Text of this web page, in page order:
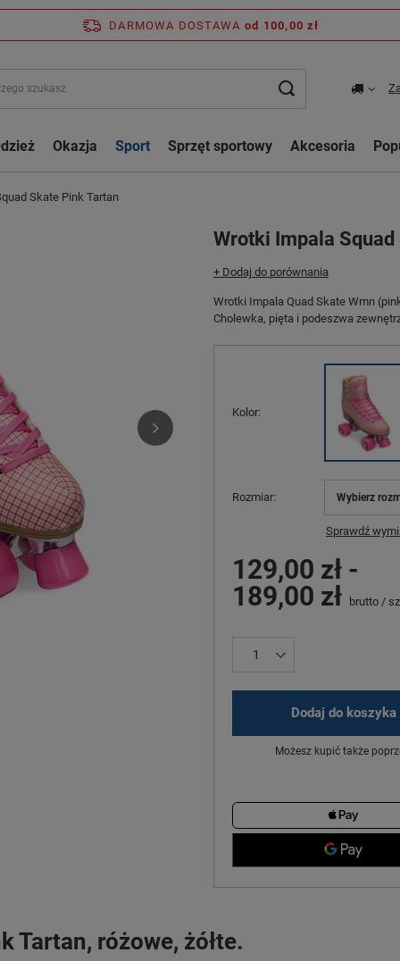
DARMOWA DOSTAWA od 100,00 zł
Okazja Sport Sprzęt sportowy Akcesoria
Skate Pink Tartan
Wrotki Impala
+ Dodaj do porównania
Wrotki Impala Quad Skate Wmn
Cholewka, pięta i podeszwa
Kolor
Rozmiar Wybierz
Sprawdź
129,00 zł -
189,00 zł brutto /
Dodaj do koszyka
Możesz kupić także
Tartan, różowe, żółte.